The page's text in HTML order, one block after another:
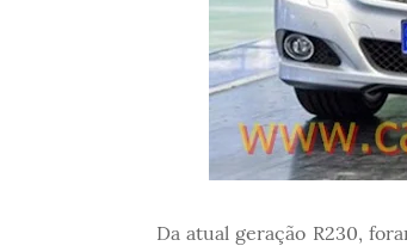
Da atual geração R230,